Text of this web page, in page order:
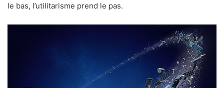
le bas, l’utilitarisme prend le pas.